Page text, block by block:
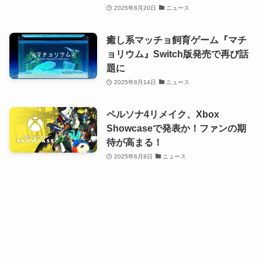
2025年6月20日 ニュース
癒し系マッチョ飼育ゲーム『マチ
ョリウム』Switch版発売で再び話
題に
2025年6月14日 ニュース
ペルソナ4リメイク、Xbox
Showcaseで発表か！ファンの期
待が高まる！
2025年6月8日 ニュース